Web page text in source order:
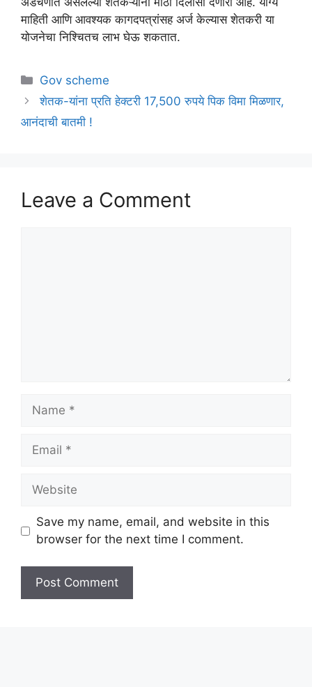
माहिती आणि आवश्यक कागदपत्रांसह अर्ज केल्यास शेतकरी या
योजनेचा निश्चितच लाभ घेऊ शकतात.
Categories
Gov scheme
शेतक-यांना प्रति हेक्टरी 17,500 रुपये पिक विमा मिळणार,
आनंदाची बातमी !
Leave a Comment
Name
Email
Website
Save my name, email, and website in this
browser for the next time I comment.